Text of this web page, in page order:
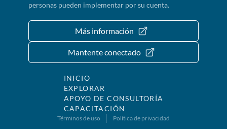
personas pueden implementar por su cuenta.
Más información
Mantente conectado
INICIO
EXPLORAR
APOYO DE CONSULTORÍA
CAPACITACIÓN
Términos de uso Política de privacidad